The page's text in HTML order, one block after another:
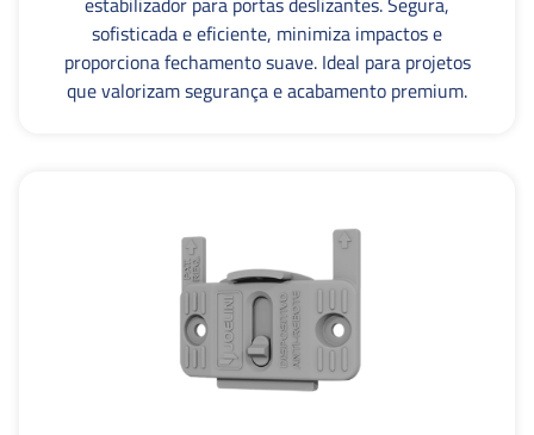
sofisticada e eficiente, minimiza impactos e
proporciona fechamento suave. Ideal para projetos
que valorizam segurança e acabamento premium.